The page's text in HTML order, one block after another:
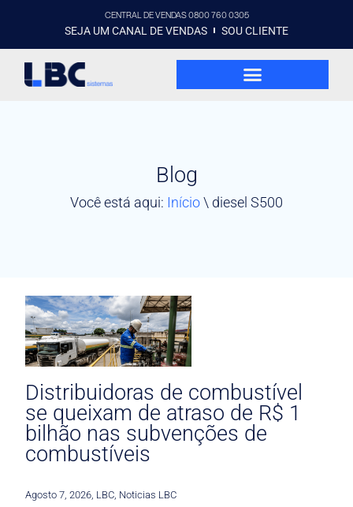
CENTRAL DE VENDAS 0800 760 0305
SEJA UM CANAL DE VENDAS SOU CLIENTE
Blog
Você está aqui: Início\ diesel S500
Distribuidoras de combustível
se queixam de atraso de R$ 1
bilhão nas subvenções de
combustíveis
Agosto 7, 2026 LBC Noticias LBC